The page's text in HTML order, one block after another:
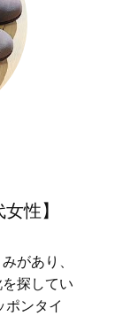
性】
があり、
探してい
ンタイ